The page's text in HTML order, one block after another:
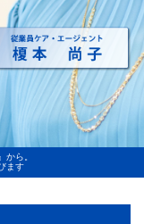
ら。
ます